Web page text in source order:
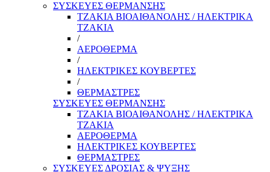
ΣΥΣΚΕΥΕΣ ΘΕΡΜΑΝΣΗΣ
ΤΖΑΚΙΑ ΒΙΟΑΙΘΑΝΟΛΗΣ / ΗΛΕΚΤΡΙΚΑ
ΤΖΑΚΙΑ
/
ΑΕΡΟΘΕΡΜΑ
/
ΗΛΕΚΤΡΙΚΕΣ ΚΟΥΒΕΡΤΕΣ
/
ΘΕΡΜΑΣΤΡΕΣ
ΣΥΣΚΕΥΕΣ ΘΕΡΜΑΝΣΗΣ
ΤΖΑΚΙΑ ΒΙΟΑΙΘΑΝΟΛΗΣ / ΗΛΕΚΤΡΙΚΑ
ΤΖΑΚΙΑ
ΑΕΡΟΘΕΡΜΑ
ΗΛΕΚΤΡΙΚΕΣ ΚΟΥΒΕΡΤΕΣ
ΘΕΡΜΑΣΤΡΕΣ
ΣΥΣΚΕΥΕΣ ΔΡΟΣΙΑΣ & ΨΥΞΗΣ